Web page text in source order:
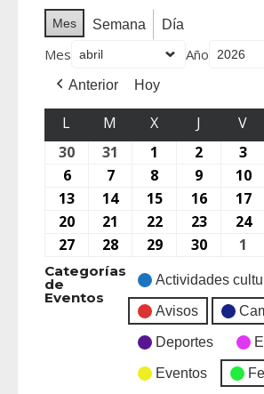
Mes Semana Día
Mes Año
Anterior Hoy
L M X J V
30
31 1 2 3
6
7 8 9 10
13
14 15 16 17
20
21 22 23 24
27
28 29 30 1
Categorías
de
Eventos
Actividades
Avisos
Deportes
Eventos